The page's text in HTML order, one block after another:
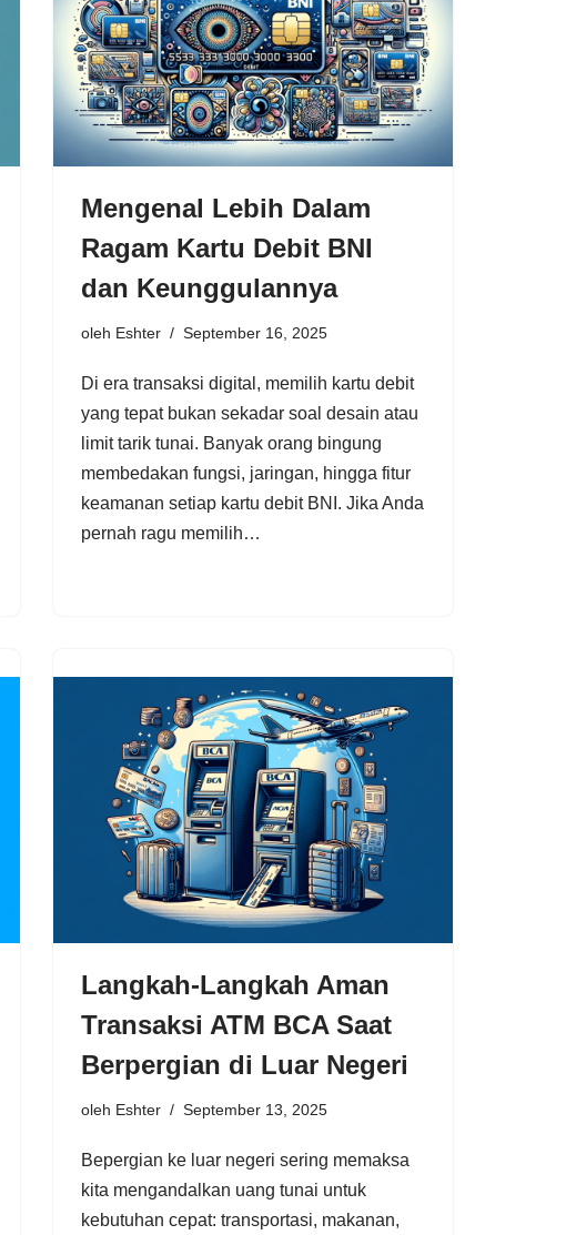
Mengenal Lebih Dalam
Ragam Kartu Debit BNI
dan Keunggulannya
oleh Eshter September 16, 2025
Di era transaksi digital, memilih kartu debit
yang tepat bukan sekadar soal desain atau
limit tarik tunai. Banyak orang bingung
membedakan fungsi, jaringan, hingga fitur
keamanan setiap kartu debit BNI. Jika Anda
pernah ragu memilih…
Langkah-Langkah Aman
Transaksi ATM BCA Saat
Berpergian di Luar Negeri
oleh Eshter September 13, 2025
Bepergian ke luar negeri sering memaksa
kita mengandalkan uang tunai untuk
kebutuhan cepat: transportasi, makanan,